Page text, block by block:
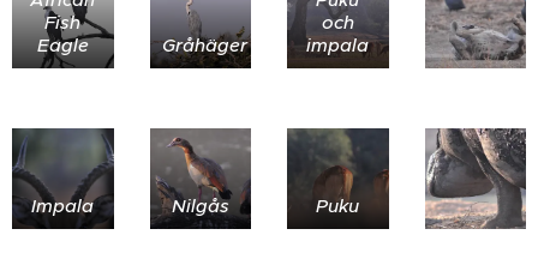
Fish
Eagle
Gråhäger
och
impala
Impala Nilgås Puku